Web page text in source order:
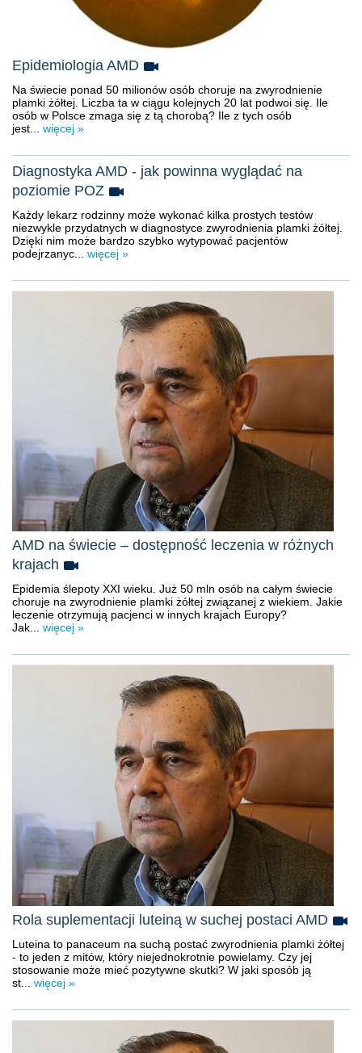
Epidemiologia AMD
Na świecie ponad 50 milionów osób choruje na zwyrodnienie
plamki żółtej. Liczba ta w ciągu kolejnych 20 lat podwoi się. Ile
osób w Polsce zmaga się z tą chorobą? Ile z tych osób
jest...
więcej »
Diagnostyka AMD - jak powinna wyglądać na
poziomie POZ
Każdy lekarz rodzinny może wykonać kilka prostych testów
niezwykle przydatnych w diagnostyce zwyrodnienia plamki żółtej.
Dzięki nim może bardzo szybko wytypować pacjentów
podejrzanyc...
więcej »
AMD na świecie – dostępność leczenia w różnych
krajach
Epidemia ślepoty XXI wieku. Już 50 mln osób na całym świecie
choruje na zwyrodnienie plamki żółtej związanej z wiekiem. Jakie
leczenie otrzymują pacjenci w innych krajach Europy?
Jak... więcej »
Rola suplementacji luteiną w suchej postaci AMD
Luteina to panaceum na suchą postać zwyrodnienia plamki żółtej
- to jeden z mitów, który niejednokrotnie powielamy. Czy jej
stosowanie może mieć pozytywne skutki? W jaki sposób ją
st...
więcej »